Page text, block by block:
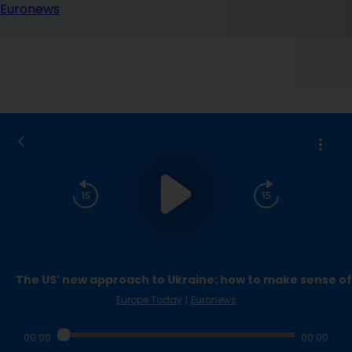
The US' new approach to Ukraine: how to make sense
Europe Today | Euronews
00:00 00:00